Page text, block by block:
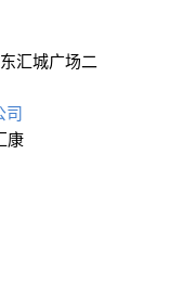
汇城广场二
司
康